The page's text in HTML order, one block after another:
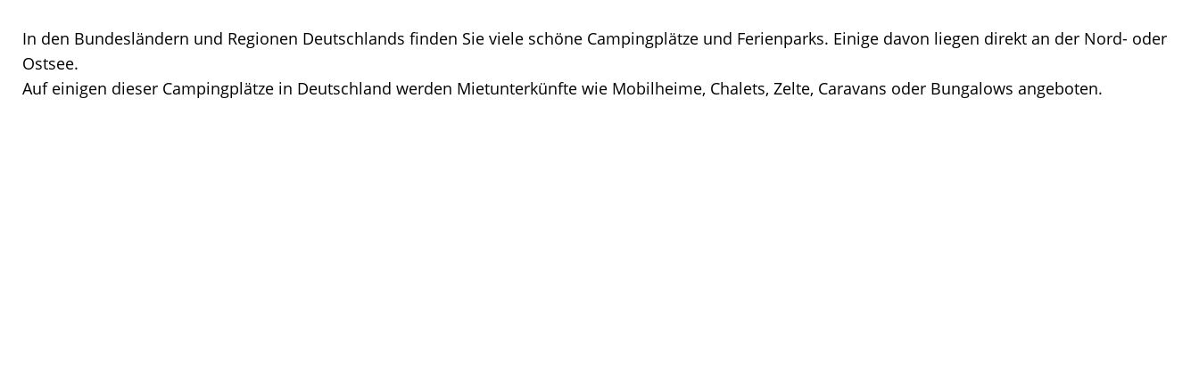
In den Bundesländern und Regionen Deutschlands finden Sie viele schöne Campingplätze und Ferienparks. Einige davon liegen direkt an der Nord- oder
Ostsee.
Auf einigen dieser Campingplätze in Deutschland werden Mietunterkünfte wie Mobilheime, Chalets, Zelte, Caravans oder Bungalows angeboten.